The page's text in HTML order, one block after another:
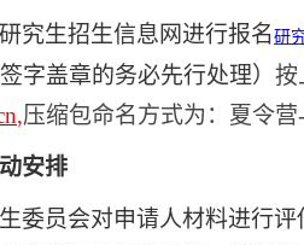
究生招生信息网进行报名研
字盖章的务必先行处理） 按
,压缩包命名方式为：夏令营
安排
委员会对申请人材料进行